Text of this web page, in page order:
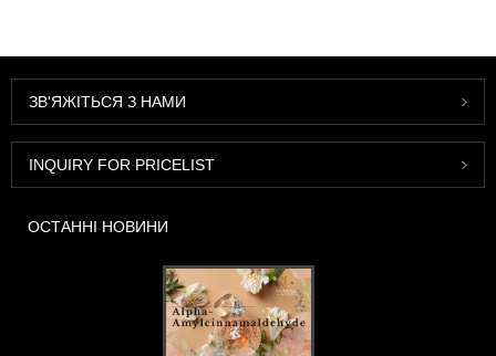
ЗВ'ЯЖІТЬСЯ З НАМИ
INQUIRY FOR PRICELIST
ОСТАННІ НОВИНИ